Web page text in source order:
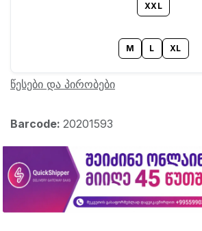
XXL
M L XL
წესები და პირობები
Barcode: 20201593